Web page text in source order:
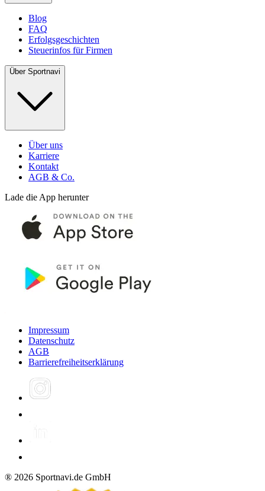
Blog
FAQ
Erfolgsgeschichten
Steuerinfos für Firmen
Über Sportnavi
Über uns
Karriere
Kontakt
AGB & Co.
Lade die App herunter
Impressum
Datenschutz
AGB
Barrierefreiheitserklärung
® 2026 Sportnavi.de GmbH